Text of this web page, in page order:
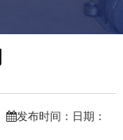
发布时间：日期：